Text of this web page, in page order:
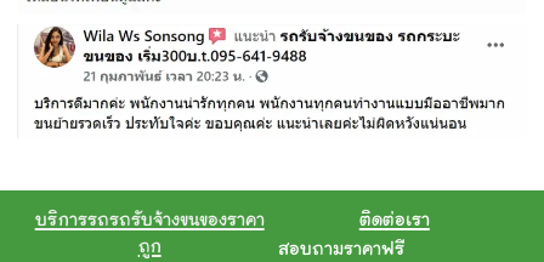
บริการรถรถรับจ้างขนของราคา
ถูก
ติดต่อเรา
สอบถามราคาฟรี